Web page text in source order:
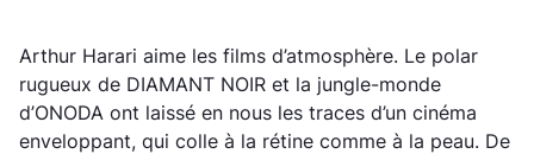
Arthur Harari aime les films d’atmosphère. Le polar
rugueux de DIAMANT NOIR et la jungle-monde
d’ONODA ont laissé en nous les traces d’un cinéma
enveloppant, qui colle à la rétine comme à la peau. De